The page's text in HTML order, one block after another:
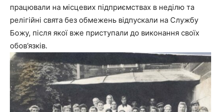
працювали на місцевих підприємствах в неділю та
релігійні свята без обмежень відпускали на Службу
Божу, після якої вже приступали до виконання своїх
обов’язків.